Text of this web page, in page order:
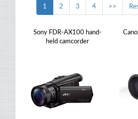
1 2 3 4 >>
Sony FDR-AX100 hand-
held camcorder